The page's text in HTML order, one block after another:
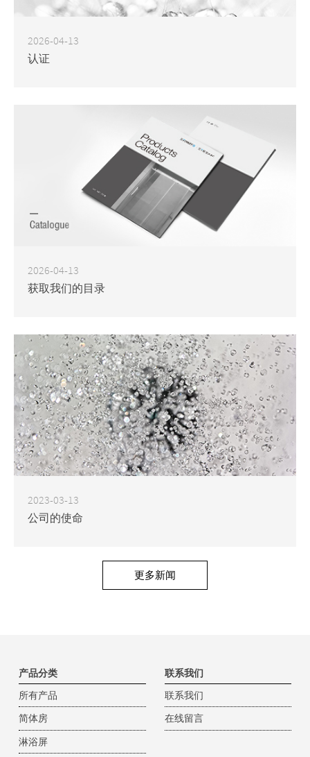
2026-04-13
认证
2026-04-13
获取我们的目录
2023-03-13
公司的使命
更多新闻
产品分类
所有产品
简体房
淋浴屏
联系我们
联系我们
在线留言